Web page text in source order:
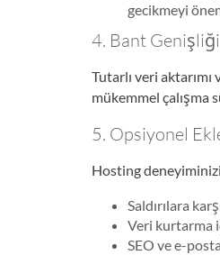
gecikmeyi
4. Bant
Tutarlı veri
mükemmel çalışma
5. Opsiyonel
Hosting
Saldırılara
Veri kurtarma
SEO ve e-